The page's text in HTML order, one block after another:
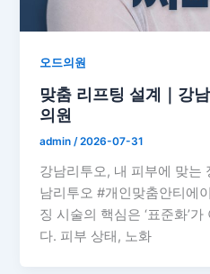
오드의원
맞춤 리프팅 설계｜강
의원
admin/2026-07-31
강남리투오, 내 피부에 맞는
남리투오 #개인맞춤안티에
징 시술의 핵심은 ‘표준화’가
다. 피부 상태, 노화